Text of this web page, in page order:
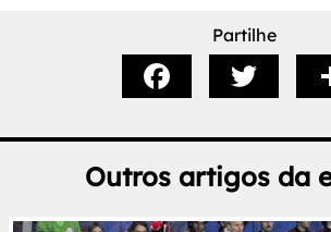
Partilhe
Outros artigos da